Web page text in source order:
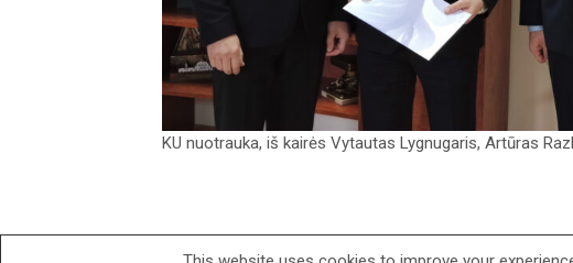
KU nuotrauka, iš kairės Vytautas Lygnugaris, Artūras